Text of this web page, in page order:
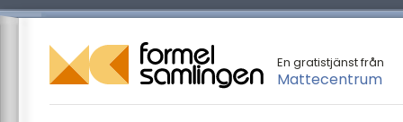
En gratistjänst från
Mattecentrum